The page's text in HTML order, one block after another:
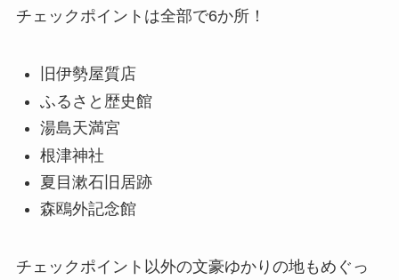
チェックポイントは全部で6か所！
旧伊勢屋質店
ふるさと歴史館
湯島天満宮
根津神社
夏目漱石旧居跡
森鴎外記念館
チェックポイント以外の文豪ゆかりの地もめぐっ